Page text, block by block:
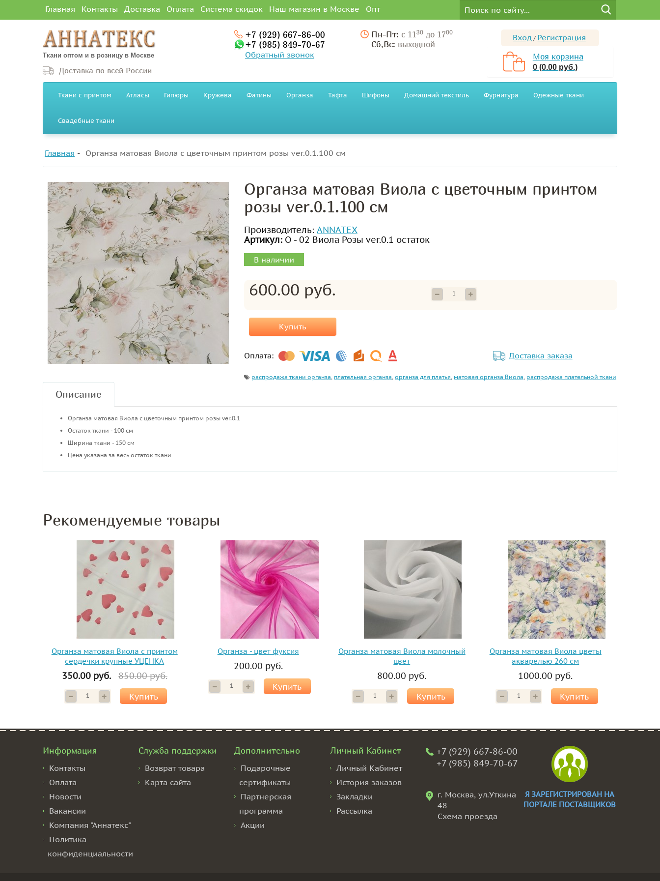
Главная Контакты Доставка Оплата Система скидок Наш магазин в Москве Опт
Ткани оптом и в розницу в Москве
Доставка по всей России
+7 (929) 667-86-00
+7 (985) 849-70-67
Обратный звонок
Пн-Пт: с 1130 до 1700
Сб,Вс: выходной
Вход / Регистрация
Моя корзина
0 (0.00 руб.)
Ткани с принтом Атласы Гипюры Кружева Фатины Органза Тафта Шифоны Домашний текстиль Фурнитура Одежные ткани
Свадебные ткани
Главная Органза матовая Виола с цветочным принтом розы ver.0.1.100 см
Органза матовая Виола с цветочным принтом
розы ver.0.1.100 см
Производитель: ANNATEX
Артикул: О - 02 Виола Розы ver.0.1 остаток
В наличии
600.00 руб.
Купить
Оплата: Доставка заказа
распродажа ткани органза, плательная органза, органза для платья, матовая органза Виола, распродажа плательной ткани
Описание
Органза матовая Виола с цветочным принтом розы ver.0.1
Остаток ткани - 100 см
Ширина ткани - 150 см
Цена указана за весь остаток ткани
Рекомендуемые товары
Органза матовая Виола с принтом
сердечки крупные УЦЕНКА
350.00 руб. 850.00 руб.
Купить
Органза - цвет фуксия
200.00 руб.
Купить
Органза матовая Виола молочный
цвет
800.00 руб.
Купить
Органза матовая Виола цветы
акварелью 260 см
1000.00 руб.
Купить
Информация
Контакты
Оплата
Новости
Вакансии
Компания "Аннатекс"
Политика
конфиденциальности
Служба поддержки
Возврат товара
Карта сайта
Дополнительно
Подарочные
сертификаты
Партнерская
программа
Акции
Личный Кабинет
Личный Кабинет
История заказов
Закладки
Рассылка
+7 (929) 667-86-00
+7 (985) 849-70-67
г. Москва, ул.Уткина
48
Схема проезда
Я ЗАРЕГИСТРИРОВАН НА
ПОРТАЛЕ ПОСТАВЩИКОВ